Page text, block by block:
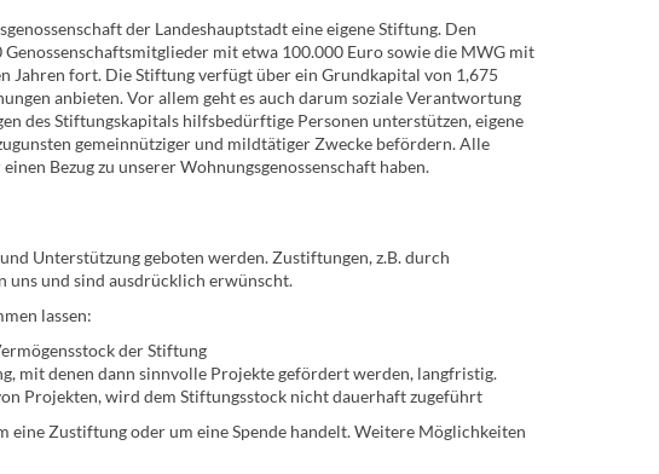
der Landeshauptstadt eine eigene Stiftung. Den
mit etwa 100.000 Euro sowie die MWG mit
Jahren fort. Die Stiftung verfügt über ein Grundkapital von 1,675
anbieten. Vor allem geht es auch darum soziale Verantwortung
des Stiftungskapitals hilfsbedürftige Personen unterstützen, eigene
gemeinnütziger und mildtätiger Zwecke befördern. Alle
Bezug zu unserer Wohnungsgenossenschaft haben.
Unterstützung geboten werden. Zustiftungen, z.B. durch
uns und sind ausdrücklich erwünscht.
lassen:
der Stiftung
mit denen dann sinnvolle Projekte gefördert werden, langfristig.
Projekten, wird dem Stiftungsstock nicht dauerhaft zugeführt
Zustiftung oder um eine Spende handelt. Weitere Möglichkeiten